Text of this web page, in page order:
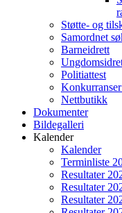
Støtte- og
Samordnet
Barneidrett
Politiattest
Nettbutikk
Dokumenter
Bildegalleri
Kalender
Kalender
Terminliste
Resultater
Resultater
Resultater